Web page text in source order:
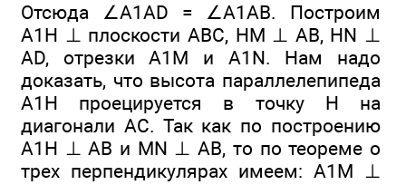
Отсюда ∠A1AD = ∠A1AB. Построим
А1Н ⊥ плоскости ABC, НМ ⊥ АВ, HN ⊥
AD, отрезки А1М и A1N. Нам надо
доказать, что высота параллелепипеда
А1Н проецируется в точку Н на
диагонали АС. Так как по построению
А1Н ⊥ АВ и MN ⊥ АВ, то по теореме о
трех перпендикулярах имеем: A1М ⊥